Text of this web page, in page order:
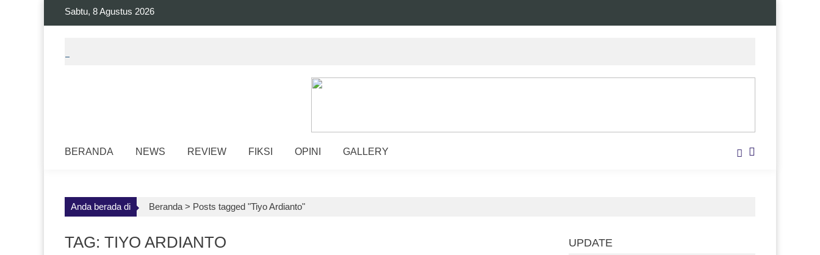
Sabtu, 8 Agustus 2026
BERANDA NEWS REVIEW FIKSI OPINI GALLERY
Anda berada di Beranda > Posts tagged "Tiyo Ardianto"
TAG: TIYO ARDIANTO UPDATE